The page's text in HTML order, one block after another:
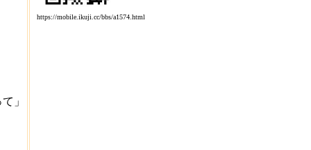
」
https://mobile.ikuji.cc/bbs/a1574.html